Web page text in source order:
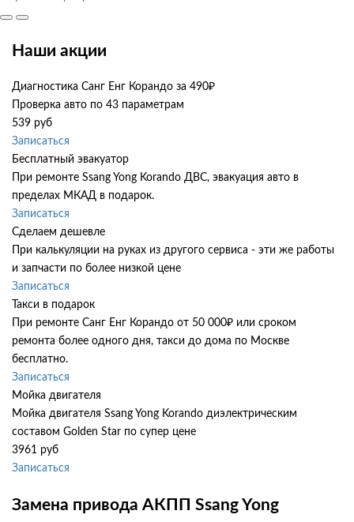
Наши акции
Диагностика Санг Енг Корандо за 490₽
Проверка авто по 43 параметрам
539 руб
Записаться
Бесплатный эвакуатор
При ремонте Ssang Yong Korando ДВС, эвакуация авто в
пределах МКАД в подарок.
Записаться
Сделаем дешевле
При калькуляции на руках из другого сервиса - эти же работы
и запчасти по более низкой цене
Записаться
Такси в подарок
При ремонте Санг Енг Корандо от 50 000₽ или сроком
ремонта более одного дня, такси до дома по Москве
бесплатно.
Записаться
Мойка двигателя
Мойка двигателя Ssang Yong Korando диэлектрическим
составом Golden Star по супер цене
3961 руб
Записаться
Замена привода АКПП Ssang Yong